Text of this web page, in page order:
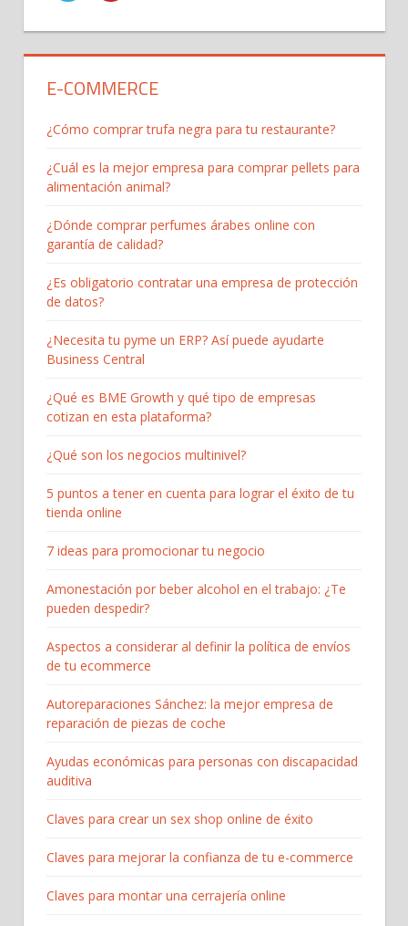
E-COMMERCE
¿Cómo comprar trufa negra para tu restaurante?
¿Cuál es la mejor empresa para comprar pellets para
alimentación animal?
¿Dónde comprar perfumes árabes online con
garantía de calidad?
¿Es obligatorio contratar una empresa de protección
de datos?
¿Necesita tu pyme un ERP? Así puede ayudarte
Business Central
¿Qué es BME Growth y qué tipo de empresas
cotizan en esta plataforma?
¿Qué son los negocios multinivel?
5 puntos a tener en cuenta para lograr el éxito de tu
tienda online
7 ideas para promocionar tu negocio
Amonestación por beber alcohol en el trabajo: ¿Te
pueden despedir?
Aspectos a considerar al definir la política de envíos
de tu ecommerce
Autoreparaciones Sánchez: la mejor empresa de
reparación de piezas de coche
Ayudas económicas para personas con discapacidad
auditiva
Claves para crear un sex shop online de éxito
Claves para mejorar la confianza de tu e-commerce
Claves para montar una cerrajería online